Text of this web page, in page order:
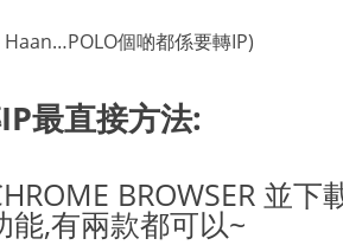
個啲都係要轉IP)
最直接方法:
BROWSER 並下
能,有兩款都可以~